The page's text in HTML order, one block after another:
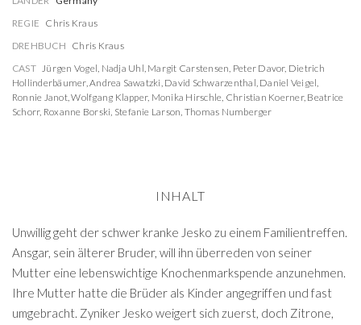
REGIE Chris Kraus
DREHBUCH Chris Kraus
CAST Jürgen Vogel, Nadja Uhl, Margit Carstensen, Peter Davor, Dietrich
Hollinderbäumer,Andrea Sawatzki, David Schwarzenthal, Daniel Veigel,
Ronnie Janot,Wolfgang Klapper, Monika Hirschle, Christian Koerner, Beatrice
Schorr, Roxanne Borski, Stefanie Larson, Thomas Numberger
INHALT
Unwillig geht der schwer kranke Jesko zu einem Familientreffen.
Ansgar, sein älterer Bruder, will ihn überreden von seiner
Mutter eine lebenswichtige Knochenmarkspende anzunehmen.
Ihre Mutter hatte die Brüder als Kinder angegriffen und fast
umgebracht. Zyniker Jesko weigert sich zuerst, doch Zitrone,